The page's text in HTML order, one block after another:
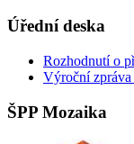
Úřední deska
Rozhodnutí o
Výroční
ŠPP Mozaika